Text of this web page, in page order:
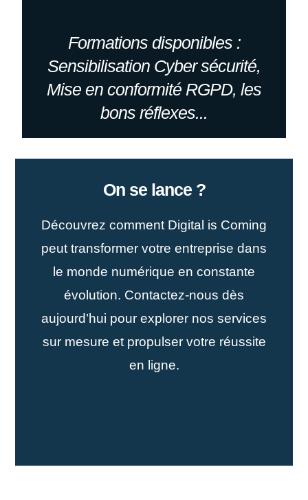
Formations disponibles :
Sensibilisation Cyber sécurité,
Mise en conformité RGPD, les
bons réflexes...
On se lance ?
Découvrez comment Digital is Coming
peut transformer votre entreprise dans
le monde numérique en constante
évolution. Contactez-nous dès
aujourd’hui pour explorer nos services
sur mesure et propulser votre réussite
en ligne.